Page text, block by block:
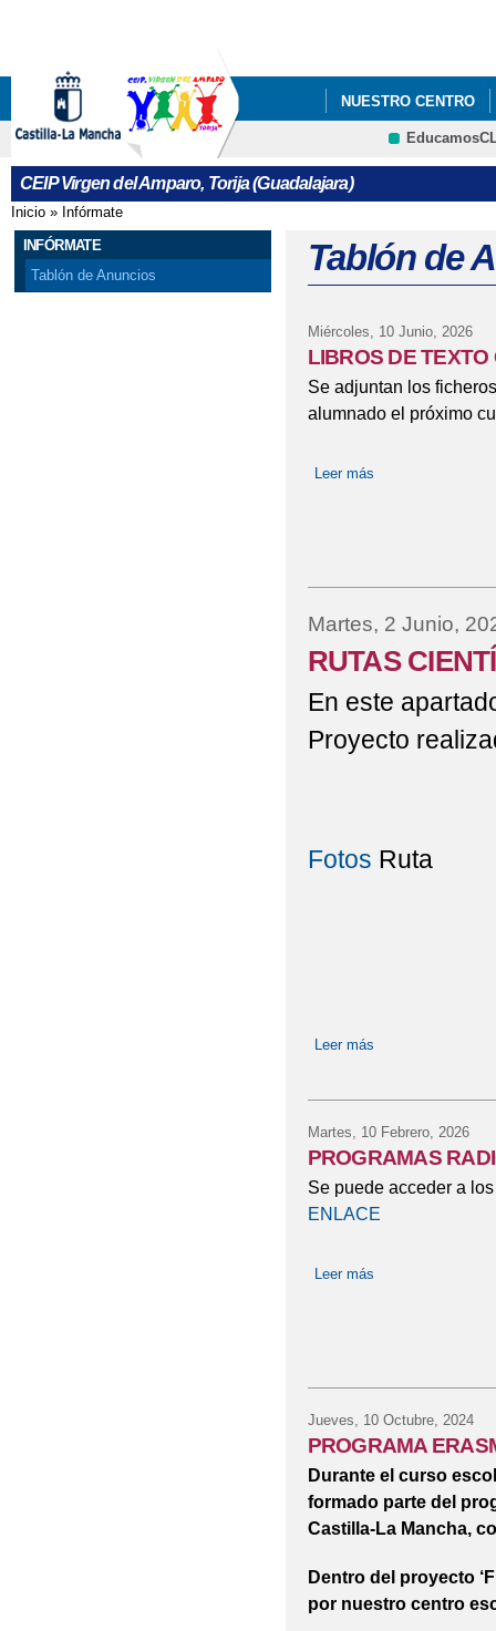
NUESTRO CENTRO
CEIP Virgen del Amparo, Torija (Guadalajara)
Se encuentra usted aquí
Inicio » Infórmate
INFÓRMATE
Tablón de Anuncios
Tablón de
Miércoles, 10 Junio, 2026
LIBROS DE
Se adjuntan los
alumnado el próximo
Leer más
Martes, 2 Junio,
RUTAS
En este
Proyecto
Fotos Ruta
Leer más
Martes, 10 Febrero, 2026
PROGRAMAS
Se puede acceder a
ENLACE
Leer más
Jueves, 10 Octubre, 2024
PROGRAMA
Durante el curso
formado parte del
Castilla-La Mancha,
Dentro del proyecto
por nuestro centro